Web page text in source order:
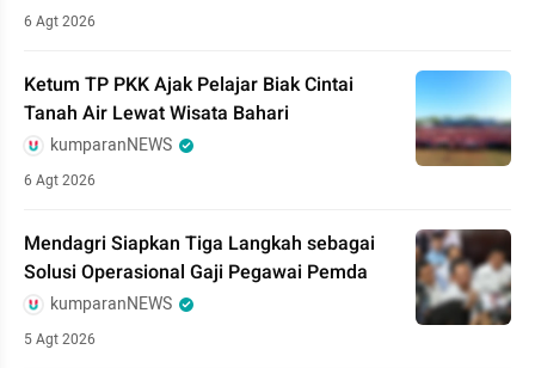
6 Agt 2026
Ketum TP PKK Ajak Pelajar Biak Cintai
Tanah Air Lewat Wisata Bahari
kumparanNEWS
6 Agt 2026
Mendagri Siapkan Tiga Langkah sebagai
Solusi Operasional Gaji Pegawai Pemda
kumparanNEWS
5 Agt 2026